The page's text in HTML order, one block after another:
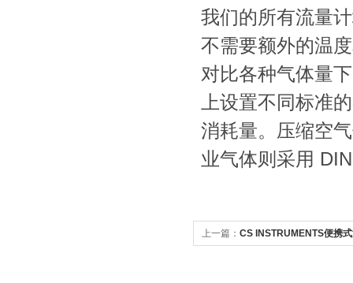
我们的所有流量
不需要额外的温
对比各种气体量
上设置不同标准
消耗量。压缩空
业气体则采用
上一篇： CS INSTRUMENTS便携